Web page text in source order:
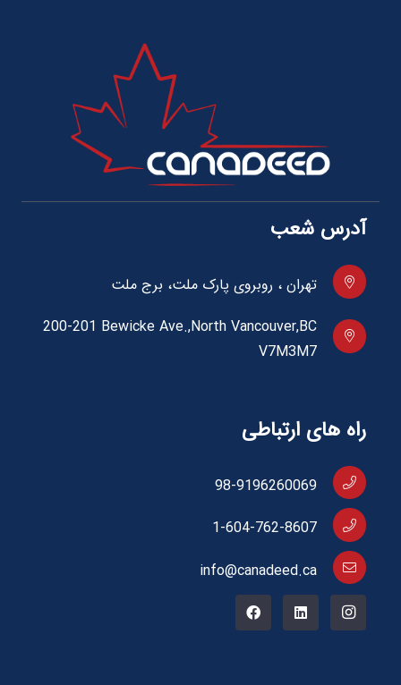
آدرس شعب
تهران ، روبروی پارک ملت، برج ملت
200-201 Bewicke Ave.,North Vancouver,BC
V7M3M7
راه های ارتباطی
98-9196260069
1-604-762-8607
info@canadeed.ca